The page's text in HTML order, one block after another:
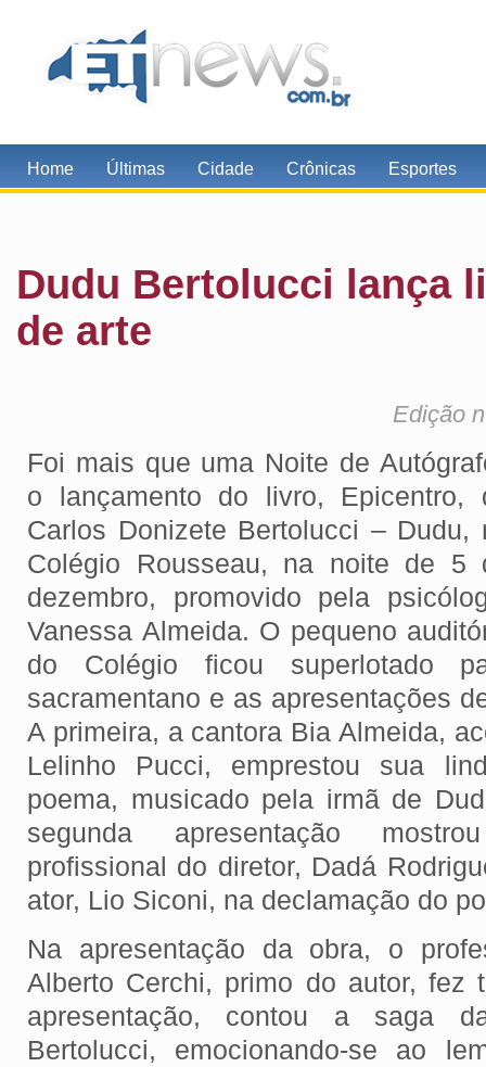
Home Últimas Cidade Crônicas Esportes
Dudu Bertolucci lança
de arte
Edição
Foi mais que uma Noite de
o lançamento do livro, Epicentro,
Carlos Donizete Bertolucci – Dudu,
Colégio Rousseau, na noite de 5
dezembro, promovido pela
Vanessa Almeida. O pequeno
do Colégio ficou superlotado
sacramentano e as apresentações
A primeira, a cantora Bia Almeida,
Lelinho Pucci, emprestou sua
poema, musicado pela irmã de
segunda apresentação
profissional do diretor, Dadá
ator, Lio Siconi, na declamação do
Na apresentação da obra, o
Alberto Cerchi, primo do autor, fez
apresentação, contou a saga
Bertolucci, emocionando-se ao